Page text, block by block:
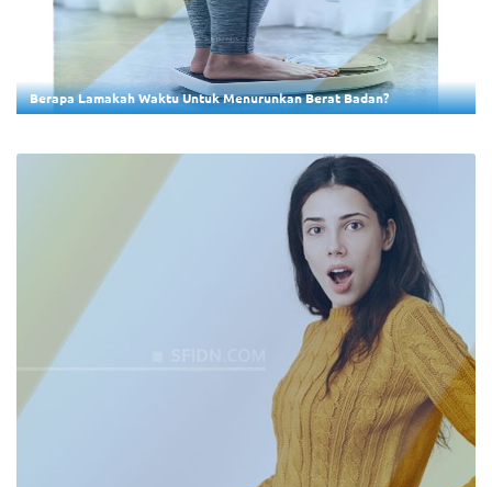
Berapa Lamakah Waktu Untuk Menurunkan Berat Badan?